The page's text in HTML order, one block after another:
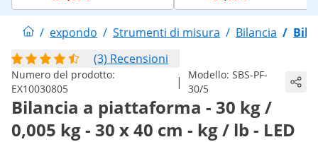
/ expondo / Strumenti di misura / Bilancia /
(3) Recensioni
Numero del prodotto:
EX10030805
| Modello: SBS-PF-
30/5
Bilancia a piattaforma - 30 kg /
0,005 kg - 30 x 40 cm - kg / lb - LED